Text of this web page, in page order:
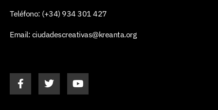
Teléfono: (+34) 934 301 427
Email: ciudadescreativas@kreanta.org